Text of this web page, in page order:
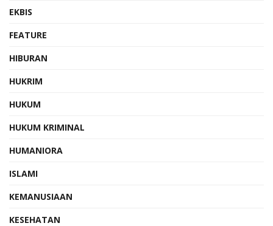
EKBIS
FEATURE
HIBURAN
HUKRIM
HUKUM
HUKUM KRIMINAL
HUMANIORA
ISLAMI
KEMANUSIAAN
KESEHATAN